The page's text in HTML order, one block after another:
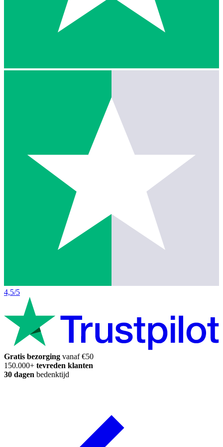
4,5/5
Gratis bezorging vanaf €50
150.000+ tevreden klanten
30 dagen bedenktijd